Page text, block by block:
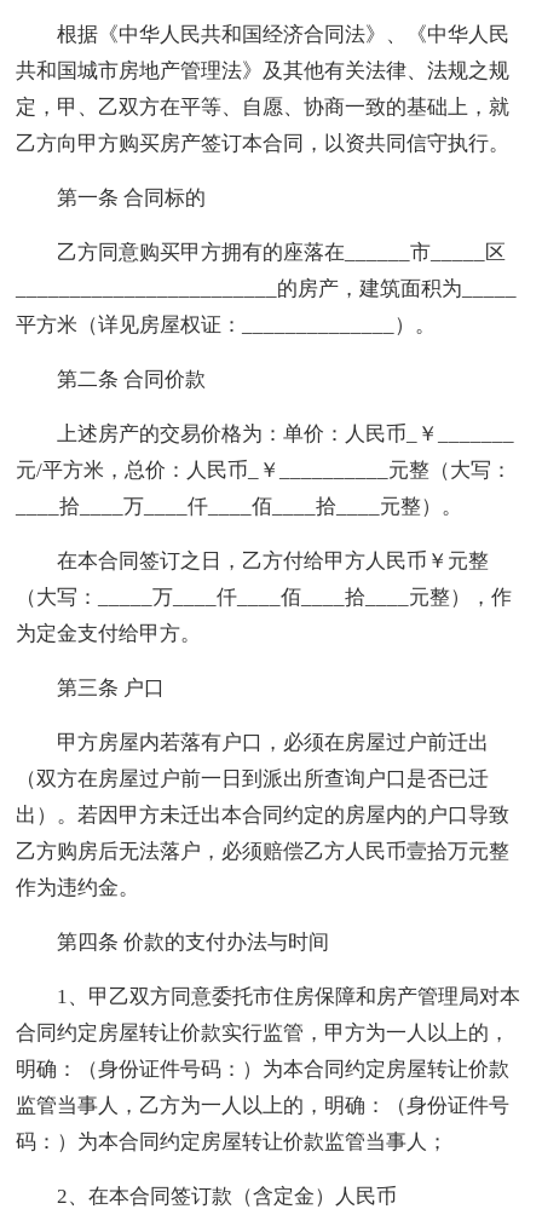
根据《中华人民共和国经济合同法》、《中华人民
共和国城市房地产管理法》及其他有关法律、法规之规
定，甲、乙双方在平等、自愿、协商一致的基础上，就
乙方向甲方购买房产签订本合同，以资共同信守执行。
第一条 合同标的
乙方同意购买甲方拥有的座落在______市_____区
________________________的房产，建筑面积为_____
平方米（详见房屋权证：______________）。
第二条 合同价款
上述房产的交易价格为：单价：人民币_￥_______
元/平方米，总价：人民币_￥__________元整（大写：
____拾____万____仟____佰____拾____元整）。
在本合同签订之日，乙方付给甲方人民币￥元整
（大写：_____万____仟____佰____拾____元整），作
为定金支付给甲方。
第三条 户口
甲方房屋内若落有户口，必须在房屋过户前迁出
（双方在房屋过户前一日到派出所查询户口是否已迁
出）。若因甲方未迁出本合同约定的房屋内的户口导致
乙方购房后无法落户，必须赔偿乙方人民币壹拾万元整
作为违约金。
第四条 价款的支付办法与时间
1、甲乙双方同意委托市住房保障和房产管理局对本
合同约定房屋转让价款实行监管，甲方为一人以上的，
明确：（身份证件号码：）为本合同约定房屋转让价款
监管当事人，乙方为一人以上的，明确：（身份证件号
码：）为本合同约定房屋转让价款监管当事人；
2、在本合同签订款（含定金）人民币